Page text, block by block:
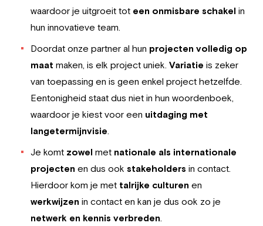
waardoor je uitgroeit tot een onmisbare schakel in
hun innovatieve team.
Doordat onze partner al hun projecten volledig op
maat maken, is elk project uniek. Variatie is zeker
van toepassing en is geen enkel project hetzelfde.
Eentonigheid staat dus niet in hun woordenboek,
waardoor je kiest voor een uitdaging met
langetermijnvisie.
Je komt zowel met nationale als internationale
projecten en dus ook stakeholders in contact.
Hierdoor kom je met talrijke culturen en
werkwijzen in contact en kan je dus ook zo je
netwerk en kennis verbreden.